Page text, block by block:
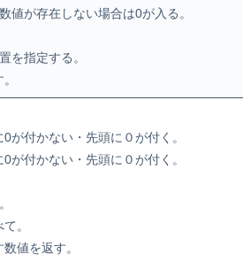
値が存在しない場合は0が入る。
を指定する。
が付かない・先頭に０が付く。
が付かない・先頭に０が付く。
。
値を返す。